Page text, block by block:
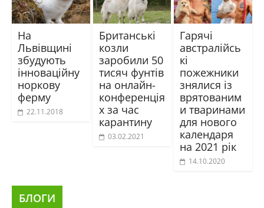
На
Львівщині
збудують
інноваційну
норкову
ферму
22.11.2018
Британські
козли
заробили 50
тисяч фунтів
на онлайн-
конференція
х за час
карантину
03.02.2021
Гарячі
австралійсь
кі
пожежники
знялися із
врятованим
и тваринами
для нового
календаря
на 2021 рік
14.10.2020
БЛОГИ